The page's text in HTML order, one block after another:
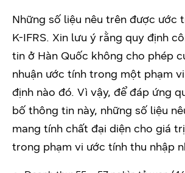
Những số liệu nêu trên được ước
K-IFRS. Xin lưu ý rằng quy định
tin ở Hàn Quốc không cho phép
nhuận ước tính trong một phạm
định nào đó. Vì vậy, để đáp ứng
bố thông tin này, những số liệu
mang tính chất đại diện cho giá
trong phạm vi ước tính thu nhập